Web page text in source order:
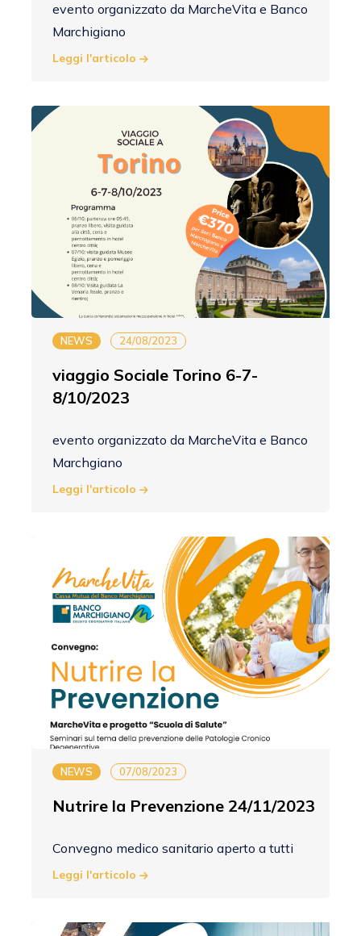
evento organizzato da MarcheVita e Banco
Marchigiano
Leggi l'articolo
NEWS 24/08/2023
viaggio Sociale Torino 6-7-
8/10/2023
evento organizzato da MarcheVita e Banco
Marchgiano
Leggi l'articolo
NEWS 07/08/2023
Nutrire la Prevenzione 24/11/2023
Convegno medico sanitario aperto a tutti
Leggi l'articolo